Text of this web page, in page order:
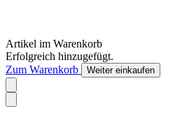
Artikel im Warenkorb
Erfolgreich hinzugefügt.
Zum Warenkorb
Weiter einkaufen